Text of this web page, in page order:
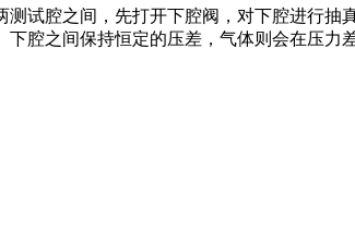
试腔之间，先打开下腔阀，对下腔进行抽
腔之间保持恒定的压差，气体则会在压力